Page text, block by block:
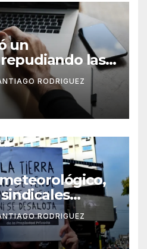
un
las
periodísticas
en Mar del
RODRIGUEZ
la convocatoria
Tierras en
RODRIGUEZ